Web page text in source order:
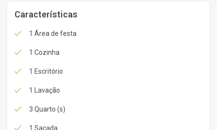
Características
1 Área de festa
1 Cozinha
1 Escritório
1 Lavação
3 Quarto (s)
1 Sacada